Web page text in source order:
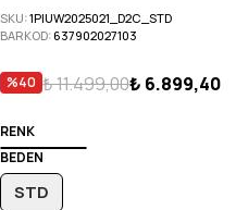
SKU:1PIUW2025021_D2C_STD
BARKOD:637902027103
%40 ₺ 11.499,00₺ 6.899,40
RENK
BEDEN
STD